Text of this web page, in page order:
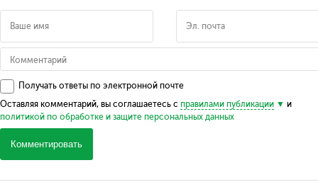
Получать ответы по электронной почте
Оставляя комментарий, вы соглашаетесь с правилами публикации
и
политикой по обработке и защите персональных данных
Комментировать